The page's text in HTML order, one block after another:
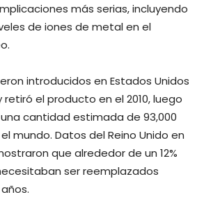
más serias, incluyendo
de iones de metal en el
introducidos en Estados Unidos
retiró el producto en el 2010, luego
cantidad estimada de 93,000
mundo. Datos del Reino Unido en
que alrededor de un 12%
ser reemplazados